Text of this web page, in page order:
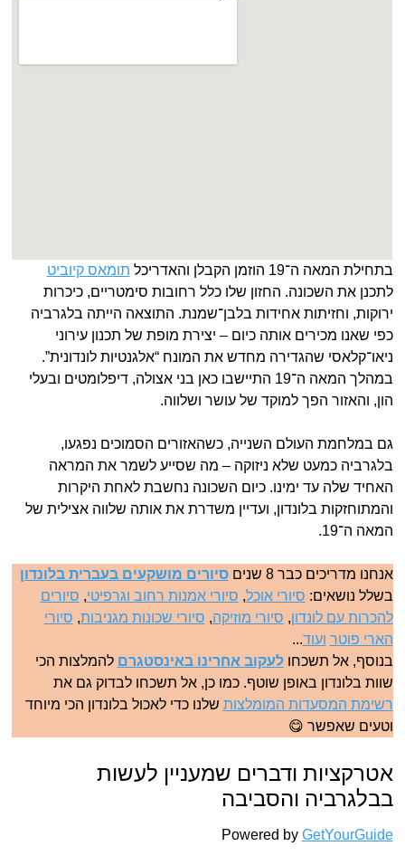
בתחילת המאה ה־19 הוזמן הקבלן והאדריכל
תומאס קיוביט
לתכנן את השכונה. החזון שלו כלל רחובות סימטריים, כיכרות
ירוקות, וחזיתות אחידות בלבן־שמנת. התוצאה הייתה בלגרביה
כפי שאנו מכירים אותה כיום – יצירת מופת של תכנון עירוני
ניאו־קלאסי שהגדירה מחדש את המונח “אלגנטיות לונדונית”.
במהלך המאה ה־19 התיישבו כאן בני אצולה, דיפלומטים ובעלי
הון, והאזור הפך למוקד של עושר ושלווה.
גם במלחמת העולם השנייה, כשהאזורים הסמוכים נפגעו,
בלגרביה כמעט שלא ניזוקה – מה שסייע לשמר את המראה
האחיד שלה עד ימינו. כיום השכונה נחשבת לאחת היקרות
והמתוחזקות בלונדון, ועדיין משדרת את אותה שלווה אצילית של
המאה ה־19.
אנחנו מדריכים כבר 8 שנים
סיורים מושקעים בעברית בלונדון
בשלל נושאים: סיורי אוכל, סיורי אמנות רחוב וגרפיטי, סיורים
להכרות עם לונדון, סיורי מוזיקה, סיורי שכונות מגניבות, סיורי
הארי פוטר ועוד...
בנוסף, אל תשכחולעקוב אחרינו באינסטגרם להמלצות הכי
שוות בלונדון באופן שוטף. כמו כן, אל תשכחו לבדוק גם את
רשימת המסעדות המומלצות שלנו כדי לאכול בלונדון הכי מיוחד
וטעים שאפשר 😋
אטרקציות ודברים שמעניין לעשות
בבלגרביה והסביבה
Powered by GetYourGuide